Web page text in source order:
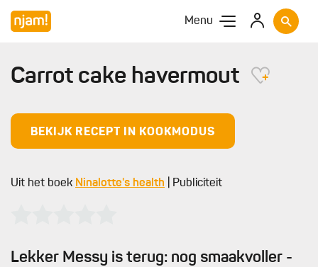
Menu
Carrot cake havermout
BEKIJK RECEPT IN KOOKMODUS
Uit het boek Ninalotte's health | Publiciteit
Lekker Messy is terug: nog smaakvoller -